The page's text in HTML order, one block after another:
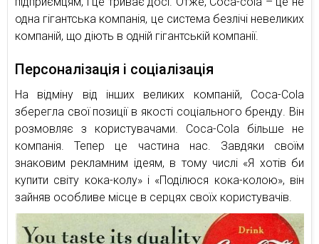
одна гігантська компанія, це система безлічі невеликих
компаній, що діють в одній гігантській компанії.
Персоналізація і соціалізація
На відміну від інших великих компаній, Coca-Cola
зберегла свої позиції в якості соціального бренду. Він
розмовляє з користувачами. Coca-Cola більше не
компанія. Тепер це частина нас. Завдяки своїм
знаковим рекламним ідеям, в тому числі «Я хотів би
купити світу кока-колу» і «Поділюся кока-колою», він
зайняв особливе місце в серцях своїх користувачів.